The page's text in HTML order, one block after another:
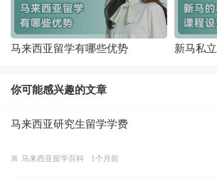
马来西亚留学有哪些优势 新马私
你可能感兴趣的文章
马来西亚研究生留学学费
马来西亚留学百科 1个月前